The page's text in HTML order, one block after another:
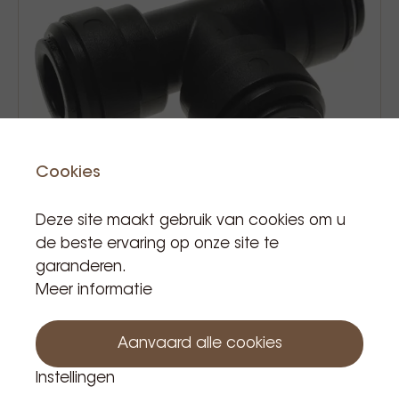
John guest connector t tube 8mm
Cookies
Deze site maakt gebruik van cookies om u
de beste ervaring op onze site te
garanderen.
Meer informatie
Aanvaard alle cookies
Instellingen